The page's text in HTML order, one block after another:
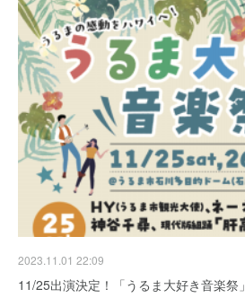
2023.11.01 22:09
11/25出演決定！「うるま大好き音楽祭」